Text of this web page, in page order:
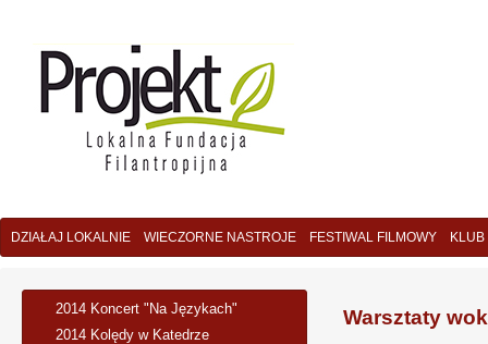
DZIAŁAJ LOKALNIE WIECZORNE NASTROJE FESTIWAL FILMOWY
2014 Koncert "Na Językach"
2014 Kolędy w Katedrze
Warsztaty